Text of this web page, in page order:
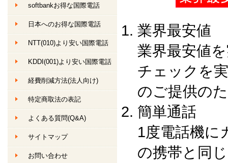
業界最安値
業界最安値
チェックを
のご提供の
簡単通話
1度電話機に
の携帯と同
softbankお得な国際電話
日本へのお得な国際電話
NTT(010)より安い国際電話
KDDI(001)より安い国際電話
経費削減方法(法人向け)
特定商取法の表記
よくある質問(Q&A)
サイトマップ
お問い合わせ